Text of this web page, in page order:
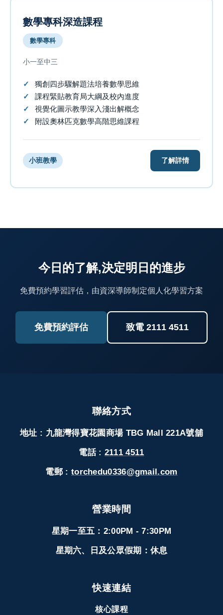
數學專科深造課程
數學專科
小一至中三
獨創四步驟解題法培養數學思維
課程緊貼教育局大綱及校內進度
視覺化圖示教學深入淺出解概念
附設奧林匹克數學高階思維課程
小班教學 了解詳情
今日的了解,決定明日的進步
免費預約學習評估，由資深導師制定個人化學習方案
免費預約評估 致電 2111 4511
聯絡方式
地址 : 九龍灣得寶花園商場 TBG Mall 221A號舖
電話 : 2111 4511
電郵 : torchedu0336@gmail.com
營業時間
星期一至五：2:00PM - 7:30PM
星期六、日及公眾假期：休息
快速連結
核心課程